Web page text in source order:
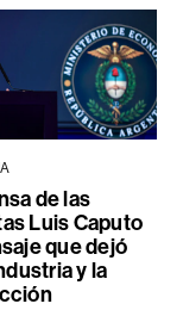
de las
Luis Caputo
que dejó
y la